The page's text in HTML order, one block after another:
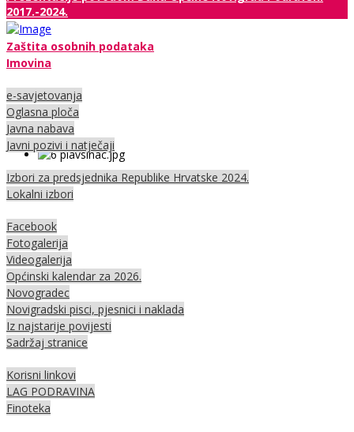
2017.-2024.
Zaštita osobnih podataka
Imovina
e-savjetovanja
Oglasna ploča
Javna nabava
Javni pozivi i natječaji
Izbori za predsjednika Republike Hrvatske 2024.
Lokalni izbori
Facebook
Fotogalerija
Videogalerija
Općinski kalendar za 2026.
Novogradec
Novigradski pisci, pjesnici i naklada
Iz najstarije povijesti
Sadržaj stranice
Korisni linkovi
LAG PODRAVINA
Finoteka